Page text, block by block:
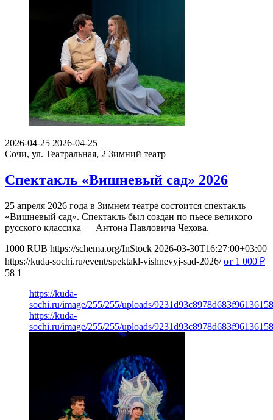
2026-04-25 2026-04-25
Сочи, ул. Театральная, 2 Зимний театр
Спектакль «Вишневый сад» 2026
25 апреля 2026 года в Зимнем театре состоится спектакль
«Вишневый сад». Спектакль был создан по пьесе великого
русского классика — Антона Павловича Чехова.
1000 RUB https://schema.org/InStock 2026-03-30T16:27:00+03:00
https://kuda-sochi.ru/event/spektakl-vishnevyj-sad-2026/ от 1 000 ₽
58 1
https://kuda-
sochi.ru/image/255/255/uploads/
https://kuda-
sochi.ru/image/255/255/uploads/